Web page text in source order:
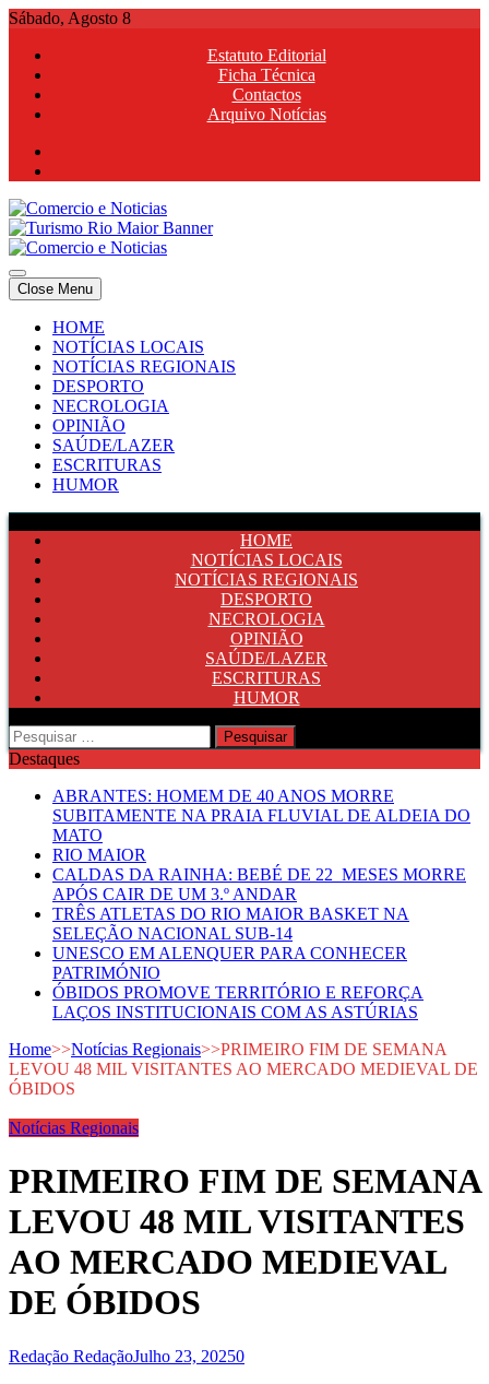
Skip
content
Sábado, Agosto 8
Estatuto Editorial
Ficha Técnica
Contactos
Arquivo Notícias
Comercio e Noticias
Notícias e Publicidade Online
Comercio e Noticias
Notícias e Publicidade Online
Close Menu
HOME
NOTÍCIAS LOCAIS
NOTÍCIAS REGIONAIS
DESPORTO
NECROLOGIA
OPINIÃO
SAÚDE/LAZER
ESCRITURAS
HUMOR
HOME
NOTÍCIAS LOCAIS
NOTÍCIAS REGIONAIS
DESPORTO
NECROLOGIA
OPINIÃO
SAÚDE/LAZER
ESCRITURAS
HUMOR
Pesquisar
por:
Destaques
ABRANTES: HOMEM DE 40 ANOS MORRE
SUBITAMENTE NA PRAIA FLUVIAL DE ALDEIA DO
MATO
RIO MAIOR
CALDAS DA RAINHA: BEBÉ DE 22 MESES MORRE
APÓS CAIR DE UM 3.º ANDAR
TRÊS ATLETAS DO RIO MAIOR BASKET NA
SELEÇÃO NACIONAL SUB-14
UNESCO EM ALENQUER PARA CONHECER
PATRIMÓNIO
ÓBIDOS PROMOVE TERRITÓRIO E REFORÇA
LAÇOS INSTITUCIONAIS COM AS ASTÚRIAS
Home>>Notícias Regionais>>PRIMEIRO FIM DE SEMANA
LEVOU 48 MIL VISITANTES AO MERCADO MEDIEVAL DE
ÓBIDOS
Notícias Regionais
PRIMEIRO FIM DE SEMANA
LEVOU 48 MIL VISITANTES
AO MERCADO MEDIEVAL
DE ÓBIDOS
Redação RedaçãoJulho 23, 20250